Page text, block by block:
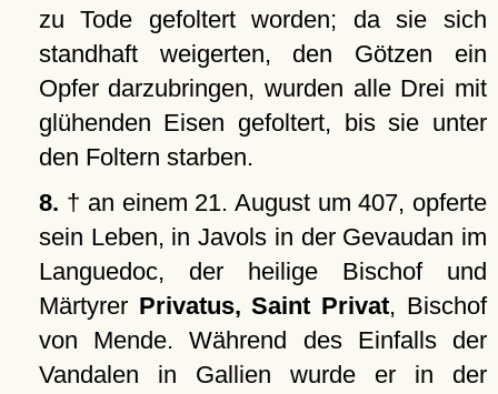
zu Tode gefoltert worden; da sie sich
standhaft weigerten, den Götzen ein
Opfer darzubringen, wurden alle Drei mit
glühenden Eisen gefoltert, bis sie unter
den Foltern starben.
8. † an einem 21. August um 407, opferte
sein Leben, in Javols in der Gevaudan im
Languedoc, der heilige Bischof und
Märtyrer Privatus, Saint Privat, Bischof
von Mende. Während des Einfalls der
Vandalen in Gallien wurde er in der